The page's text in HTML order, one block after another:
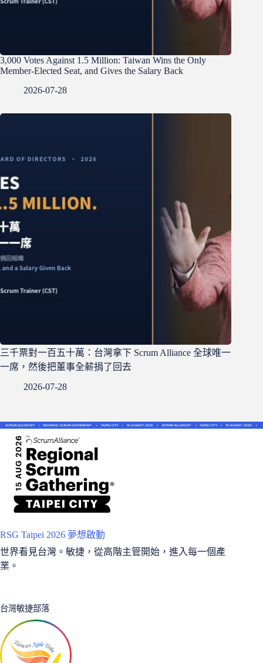
3,000 Votes Against 1.5 Million: Taiwan Wins the Only
Member-Elected Seat, and Gives the Salary Back
2026-07-28
三千票對一百五十萬：台灣拿下 Scrum Alliance 全球唯一
一席，然後把董事全薪捐了回去
2026-07-28
RSG Taipei 2026 夢想啟動
世界看見台灣。敏捷，從高階主管開始，進入每一個產
業。
台灣敏捷部落